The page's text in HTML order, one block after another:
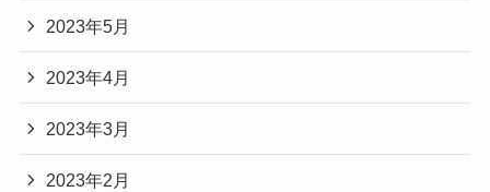
2023年5月
2023年4月
2023年3月
2023年2月